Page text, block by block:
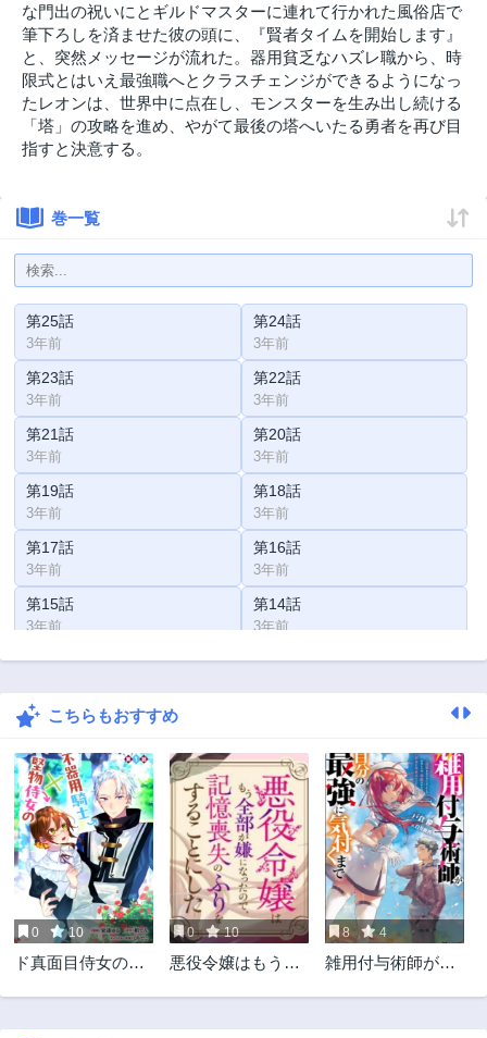
な門出の祝いにとギルドマスターに連れて行かれた風俗店で
筆下ろしを済ませた彼の頭に、『賢者タイムを開始します』
と、突然メッセージが流れた。器用貧乏なハズレ職から、時
限式とはいえ最強職へとクラスチェンジができるようになっ
たレオンは、世界中に点在し、モンスターを生み出し続ける
「塔」の攻略を進め、やがて最後の塔へいたる勇者を再び目
指すと決意する。
巻一覧
第25話
3年前
第24話
3年前
第23話
3年前
第22話
3年前
第21話
3年前
第20話
3年前
第19話
3年前
第18話
3年前
第17話
3年前
第16話
3年前
第15話
3年前
第14話
3年前
第13話 第12話
第11話
第9話
3年前
第8話
3年前
第7話
3年前
第6話
3年前
第5話
3年前
第4話
3年前
第3話
3年前
第2話
3年前
第1話
こちらもおすすめ
0 10
ド真面目侍女の婚
ベタ惚れされてま
0 10
悪役令嬢はもう全
りをすることにし
8 4
雑用付与術師が自